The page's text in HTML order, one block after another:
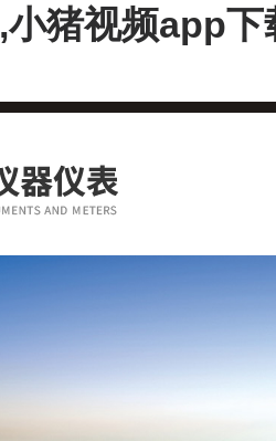
猪视频app